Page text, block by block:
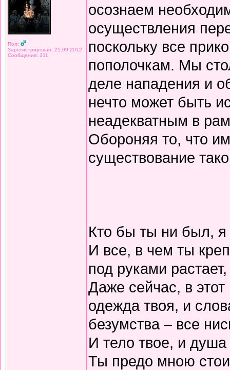
Пол:
Зарегистрирован: 21.09.2012
Сообщения: 311
осознаем
осуществления
поскольку все
пополочкам. Мы
деле нападения и
нечто может быть
неадекватным в
Обороняя то, что
существование
Кто бы ты ни был,
И все, в чем ты
под руками растает,
Даже сейчас, в
одежда твоя, и
безумства – все
И тело твое, и
Ты предо мною